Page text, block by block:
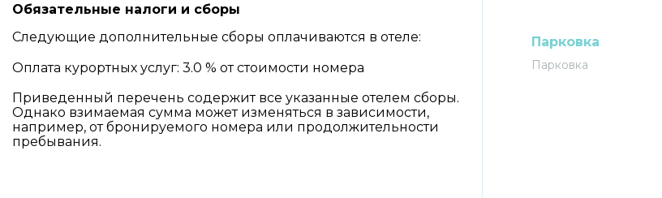
Обязательные налоги и сборы
Следующие дополнительные сборы оплачиваются в отеле:
Оплата курортных услуг: 3.0 % от стоимости номера
Приведенный перечень содержит все указанные отелем сборы.
Однако взимаемая сумма может изменяться в зависимости,
например, от бронируемого номера или продолжительности
пребывания.
Парковка
Парковка